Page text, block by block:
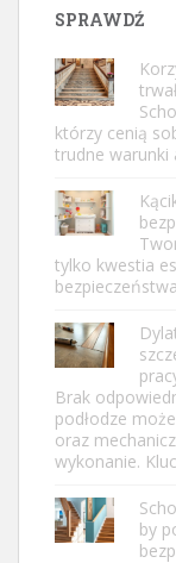
SPRAWDŹ
którzy cenią
trudne warunki
tylko kwestia
Brak
podłodze
oraz
wykonanie.
by